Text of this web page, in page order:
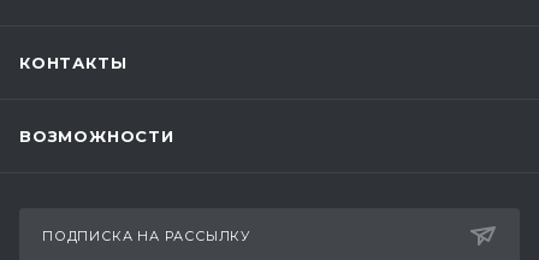
КОНТАКТЫ
ВОЗМОЖНОСТИ
ПОДПИСКА НА РАССЫЛКУ